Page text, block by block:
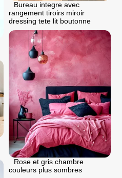
Bureau integre avec
rangement tiroirs miroir
dressing tete lit boutonne
Rose et gris chambre
couleurs plus sombres